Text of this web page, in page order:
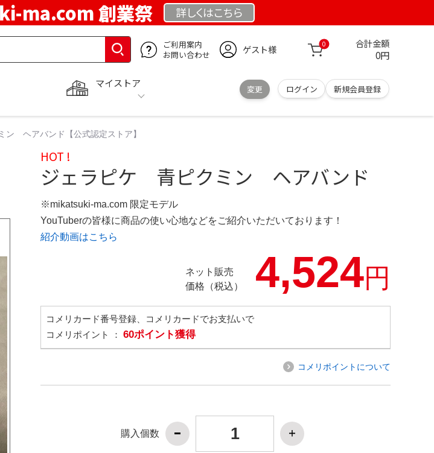
ma.com 創業祭 詳しくはこちら
ご利用案内
お問い合わせ
ゲスト様 0 合計金額
0円
マイストア
変更 ログイン 新規会員登録
ヘアバンド【公式認定ストア】
HOT !
ジェラピケ 青ピクミン ヘアバンド
※mikatsuki-ma.com 限定モデル
YouTuberの皆様に商品の使い心地などをご紹介いただいております！
紹介動画はこちら
ネット販売
価格（税込）
4,524円
コメリカード番号登録、コメリカードでお支払いで
コメリポイント ： 60ポイント獲得
コメリポイントについて
購入個数